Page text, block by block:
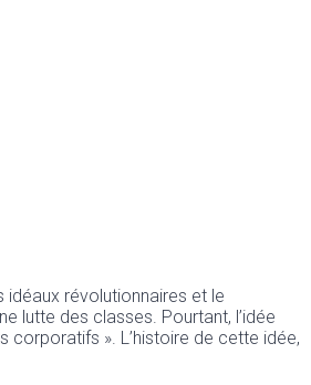
révolutionnaires et le
lutte des classes. Pourtant, l’idée
corporatifs ». L’histoire de cette idée,